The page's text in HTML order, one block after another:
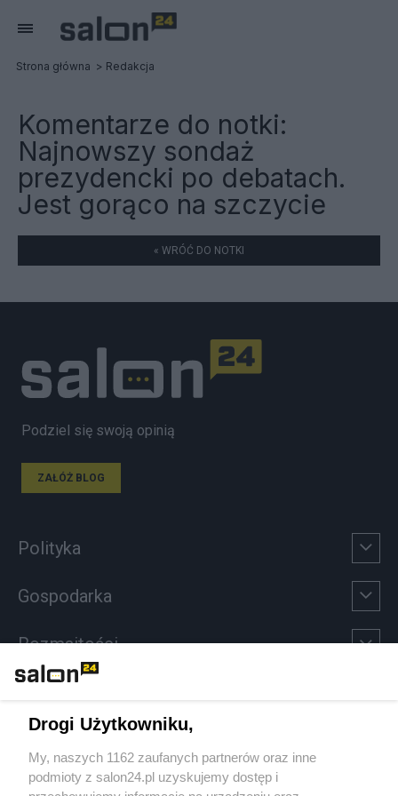
Strona główna Redakcja
Komentarze do notki:
Najnowszy sondaż
prezydencki po debatach.
Jest gorąco na szczycie
« WRÓĆ DO NOTKI
Podziel się swoją opinią
ZAŁÓŻ BLOG
Polityka
Gospodarka
Rozmaitości
Sport
Społeczeństwo
Drogi Użytkowniku,
My, naszych 1162 zaufanych partnerów oraz inne
podmioty z salon24.pl uzyskujemy dostęp i